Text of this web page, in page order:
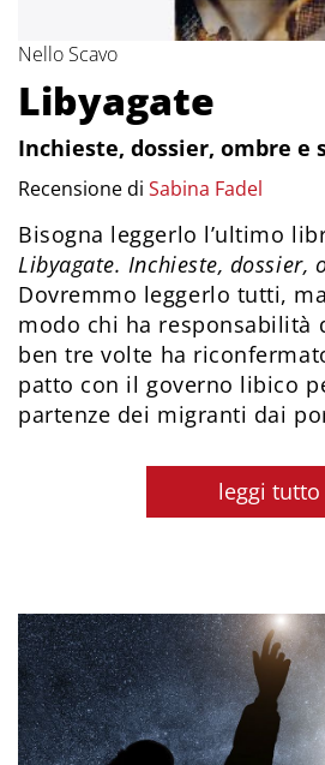
Nello Scavo
Libyagate
Inchieste, dossier, ombre e
Recensione di Sabina Fadel
Bisogna leggerlo l’ultimo
Libyagate. Inchieste, dossier,
Dovremmo leggerlo tutti,
modo chi ha responsabilità
ben tre volte ha
patto con il governo libico
partenze dei migranti dai
leggi tutto